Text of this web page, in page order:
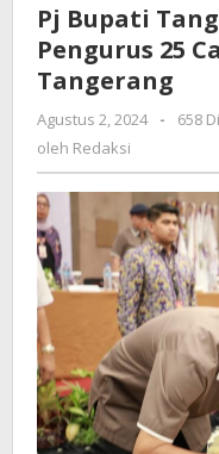
Pj Bupati
Pengurus 25
Tangerang
Agustus 2, 2024
oleh
-
658
oleh Redaksi